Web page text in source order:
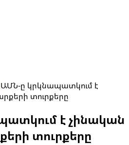
ԱՄՆ-ը կրկնապատկում է
տուրքերը
է չինական
տուրքերը